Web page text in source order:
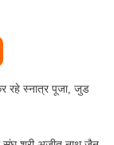
मंदिर
प्रत्येक
नन्हें
रहे स्नात्र पूजा, जुड